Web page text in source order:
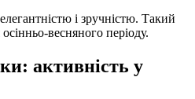
і зручністю. Такий
весняного періоду.
активність у